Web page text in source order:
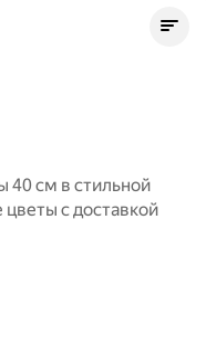
40 см в стильной
с доставкой